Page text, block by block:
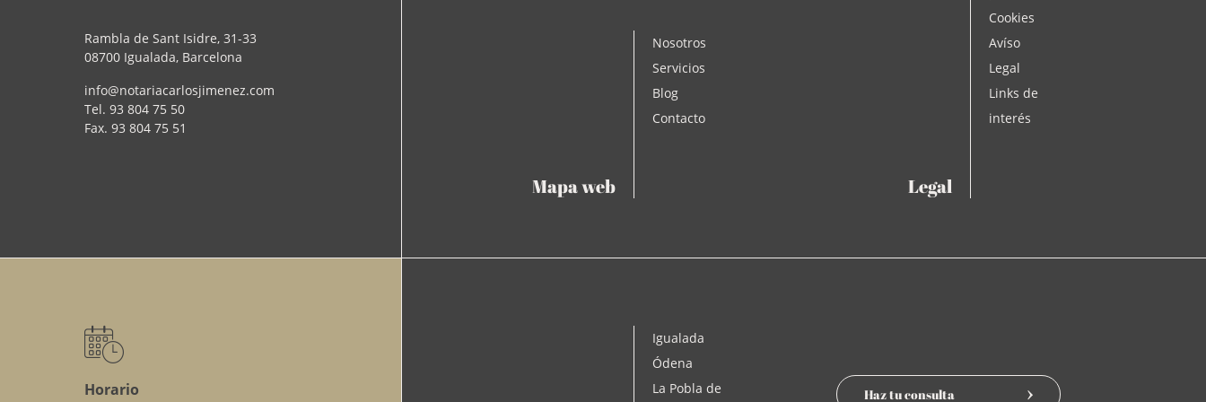
Contacta con Notaria Igualada Rambla Jiménez-Calatayud
Rambla de Sant Isidre, 31-33
08700 Igualada, Barcelona
info@notariacarlosjimenez.com
Tel.93 804 75 50
Fax.93 804 75 51
Mapa web
Nosotros
Servicios
Blog
Contacto
Legal
Cookies
Avíso
Legal
Links de
interés
Horario
Igualada
Ódena
La Pobla de
Haz tu consulta